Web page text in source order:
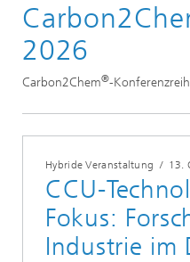
Veranstaltungen
2026
2026
Carbon2Chem®-
Hybride Veranstaltung / 13.
CCU-
Fokus:
Industrie im